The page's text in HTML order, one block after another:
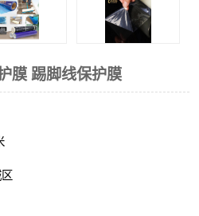
膜 踢脚线保护膜
一次性隔离膜